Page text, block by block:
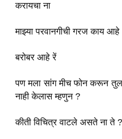
करायचा ना
माझ्या परवानगीची गरज काय
बरोबर आहे रें
पण मला सांग मीच फोन करून
नाही केलास म्हणुन ?
कीती विचित्र वाटले असते ना ते ?